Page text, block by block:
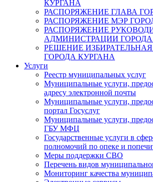
КУРГАНА
РАСПОРЯЖЕНИЕ ГЛАВА
РАСПОРЯЖЕНИЕ МЭР
РАСПОРЯЖЕНИЕ
АДМИНИСТРАЦИИ ГОРОДА
РЕШЕНИЕ
ГОРОДА КУРГАНА
Услуги
Реестр муниципальных услуг
Муниципальные услуги,
адресу электронной почты
Муниципальные услуги,
портал Госуслуг
Муниципальные услуги,
ГБУ МФЦ
Государственные услуги в
полномочий по опеке и
Меры поддержки СВО
Перечень видов
Мониторинг качества